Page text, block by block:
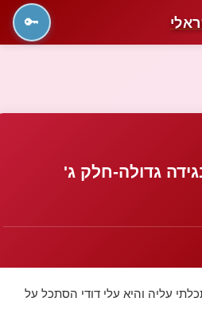
🔑
גדולה-חלק ג'
עליה והיא עלי דודי הסתכל על